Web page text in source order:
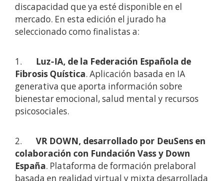
discapacidad que ya esté disponible en el
mercado. En esta edición el jurado ha
seleccionado como finalistas a:
1. Luz-IA, de la Federación Española de
Fibrosis Quística. Aplicación basada en IA
generativa que aporta información sobre
bienestar emocional, salud mental y recursos
psicosociales.
2. VR DOWN, desarrollado por DeuSens en
colaboración con Fundación Vass y Down
España. Plataforma de formación prelaboral
basada en realidad virtual y mixta desarrollada